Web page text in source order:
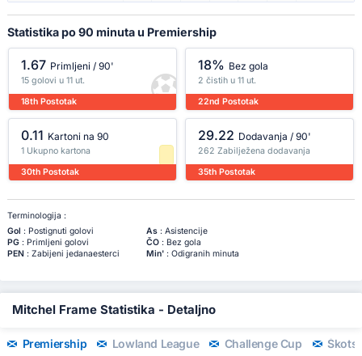
Statistika po 90 minuta u Premiership
1.67 Primljeni / 90'
15 golovi u 11 ut.
18th Postotak
18% Bez gola
2 čistih u 11 ut.
22nd Postotak
0.11 Kartoni na 90
1 Ukupno kartona
30th Postotak
29.22 Dodavanja / 90'
262 Zabilježena dodavanja
35th Postotak
Terminologija :
Gol : Postignuti golovi As: Asistencije
PG: Primljeni golovi ČO: Bez gola
PEN: Zabijeni jedanaesterci Min': Odigranih minuta
Mitchel Frame Statistika - Detaljno
Premiership Lowland League Challenge Cup